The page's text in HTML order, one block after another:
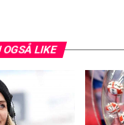
OGSÅ LIKE